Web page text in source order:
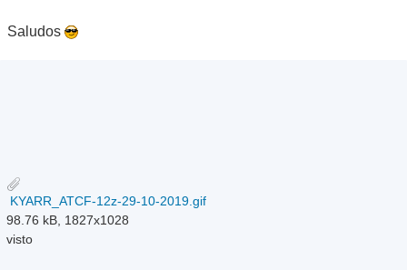
Saludos
KYARR_ATCF-12z-29-10-2019.gif
98.76 kB, 1827x1028
visto